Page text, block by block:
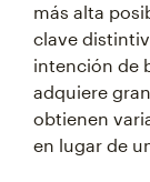
más alta
clave
intención de
adquiere
obtienen
en lugar de